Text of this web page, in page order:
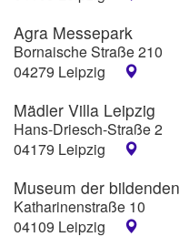
Agra Messepark
Bornaische Straße 210
04279 Leipzig
Mädler Villa Leipzig
Hans-Driesch-Straße 2
04179 Leipzig
Museum der
Katharinenstraße 10
04109 Leipzig